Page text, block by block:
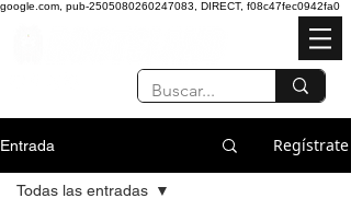
google.com, pub-2505080260247083, DIRECT, f08c47fec0942fa0
Entrada Regístrate
Todas las entradas